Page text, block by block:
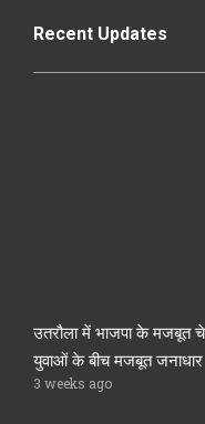
Recent Updates
उतरौला में भाजपा के मजबूत
युवाओं के बीच मजबूत जनाधार
3 weeks ago